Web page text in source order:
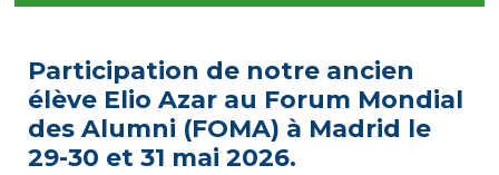
Participation de notre ancien
élève Elio Azar au Forum Mondial
des Alumni (FOMA) à Madrid le
29-30 et 31 mai 2026.